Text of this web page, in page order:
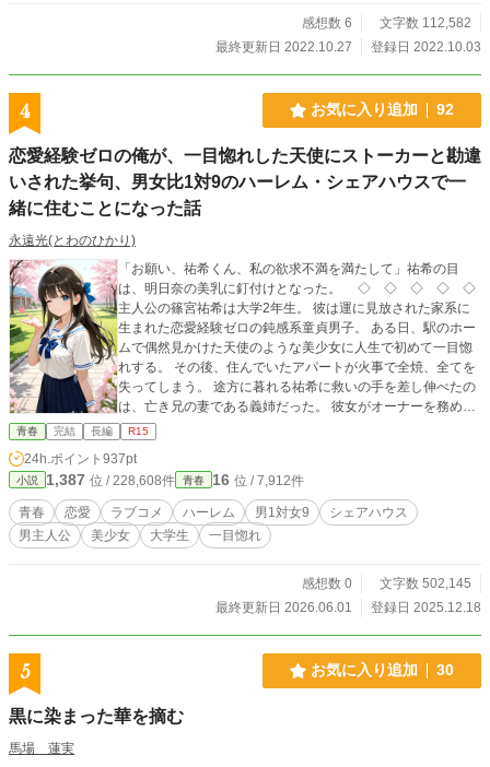
感想数 6
文字数 112,582
最終更新日 2022.10.27
登録日 2022.10.03
4 お気に入り追加 92
恋愛経験ゼロの俺が、一目惚れした天使にストーカーと勘違
いされた挙句、男女比1対9のハーレム・シェアハウスで一
緒に住むことになった話
永遠光(とわのひかり)
「お願い、祐希くん、私の欲求不満を満たして」祐希の目
は、明日奈の美乳に釘付けとなった。 ◇ ◇ ◇ ◇ ◇
主人公の篠宮祐希は大学2年生。 彼は運に見放された家系に
生まれた恋愛経験ゼロの鈍感系童貞男子。 ある日、駅のホー
ムで偶然見かけた天使のような美少女に人生で初めて一目惚
れする。 その後、住んでいたアパートが火事で全焼、全てを
失ってしまう。 途方に暮れる祐希に救いの手を差し伸べたの
は、亡き兄の妻である義姉だった。 彼女がオーナーを務め
る、豪華すぎるデザイナーズ・シェアハウス『ヴィーナス・
ラウンジ』に、向かう途中、ストーカーと間違えられ、いき
なり絶体絶命のピンチに！ 何とか疑いが晴れ、シェアハウス
に住むことになった祐希。 しかし、そこは管理人の義姉を含
め、住人は全員が美女という、男1人に女9人のハーレム空間
だった！ 住人の中には、小学生の頃に離れ離れになった幼馴
染みがいることも判明。 一目惚れの相手、再会した幼馴染
女、アイドル並みに可愛い実の妹、スリム系美女の大学の後
輩、そして個性豊かな美女たち…… 恋愛経験ゼロの祐希の周
青春 完結 長編 R15
24h.ポイント 937pt
小説 1,387 位 / 228,608件 青春 16 位 / 7,912件
青春 恋愛 ラブコメ ハーレム 男1対女9
シェアハウス
男主人公
美少女 大学生 一目惚れ
感想数 0
文字数 502,145
最終更新日 2026.06.01
登録日 2025.12.18
5 お気に入り追加 30
黒に染まった華を摘む
馬場 蓮実